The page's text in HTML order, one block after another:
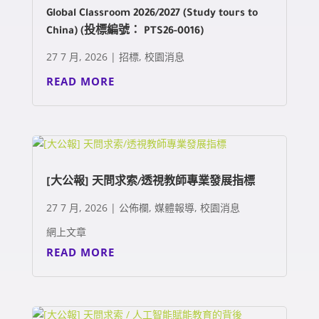
Global Classroom 2026/2027 (Study tours to
China) (投標編號： PTS26-0016)
27 7 月, 2026| 招標, 校園消息
READ MORE
[大公報] 天問求索/透視教師專業發展指標
27 7 月, 2026| 公佈欄, 媒體報導, 校園消息
網上文章
READ MORE